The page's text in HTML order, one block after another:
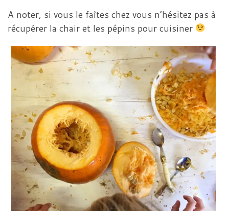
A noter, si vous le faîtes chez vous n’hésitez pas à
récupérer la chair et les pépins pour cuisiner